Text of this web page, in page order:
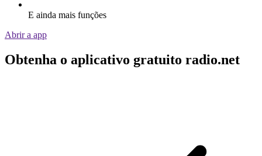
E ainda mais funções
Abrir a app
Obtenha o aplicativo gratuito radio.net